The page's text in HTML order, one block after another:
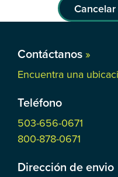
Cancelar
Contáctanos »
Encuentra una
Teléfono
503-656-0671
800-878-0671
Dirección de envio